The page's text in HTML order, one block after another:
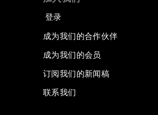
登录
成为我们的合作伙伴
成为我们的会员
订阅我们的新闻稿
联系我们